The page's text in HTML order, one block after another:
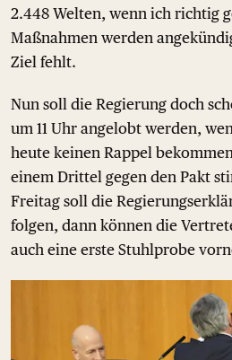
2.448 Welten, wenn ich richtig
Maßnahmen werden
Ziel fehlt.
Nun soll die Regierung doch
um 11 Uhr angelobt werden,
heute keinen Rappel
einem Drittel gegen den Pakt
Freitag soll die
folgen, dann können die
auch eine erste Stuhlprobe